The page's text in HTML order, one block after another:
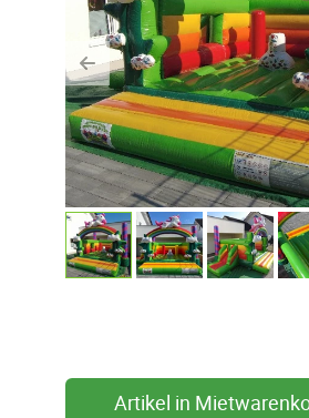
Previous
Artikel in